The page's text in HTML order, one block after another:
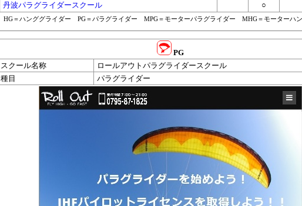
丹波パラグライダースクール
○
HG＝ハンググライダー PG＝パラグライダー MPG＝モーターパラグライダー MHG＝モーターハ
PG
スクール名称
ロールアウトパラグライダースクール
種目
パラグライダー